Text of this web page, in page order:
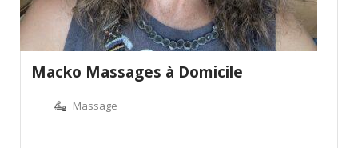
Macko Massages à Domicile
Massage